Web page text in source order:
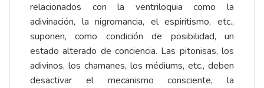
relacionados con la ventriloquia como la
adivinación, la nigromancia, el espiritismo, etc.,
suponen, como condición de posibilidad, un
estado alterado de conciencia. Las pitonisas, los
adivinos, los chamanes, los médiums, etc., deben
desactivar el mecanismo consciente, la